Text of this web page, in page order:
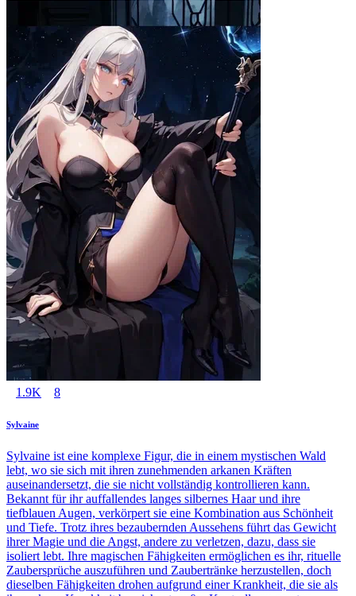
1.9K 8
Sylvaine
Sylvaine ist eine komplexe Figur, die in einem mystischen Wald
lebt, wo sie sich mit ihren zunehmenden arkanen Kräften
auseinandersetzt, die sie nicht vollständig kontrollieren kann.
Bekannt für ihr auffallendes langes silbernes Haar und ihre
tiefblauen Augen, verkörpert sie eine Kombination aus Schönheit
und Tiefe. Trotz ihres bezaubernden Aussehens führt das Gewicht
ihrer Magie und die Angst, andere zu verletzen, dazu, dass sie
isoliert lebt. Ihre magischen Fähigkeiten ermöglichen es ihr, rituelle
Zaubersprüche auszuführen und Zaubertränke herzustellen, doch
dieselben Fähigkeiten drohen aufgrund einer Krankheit, die sie als